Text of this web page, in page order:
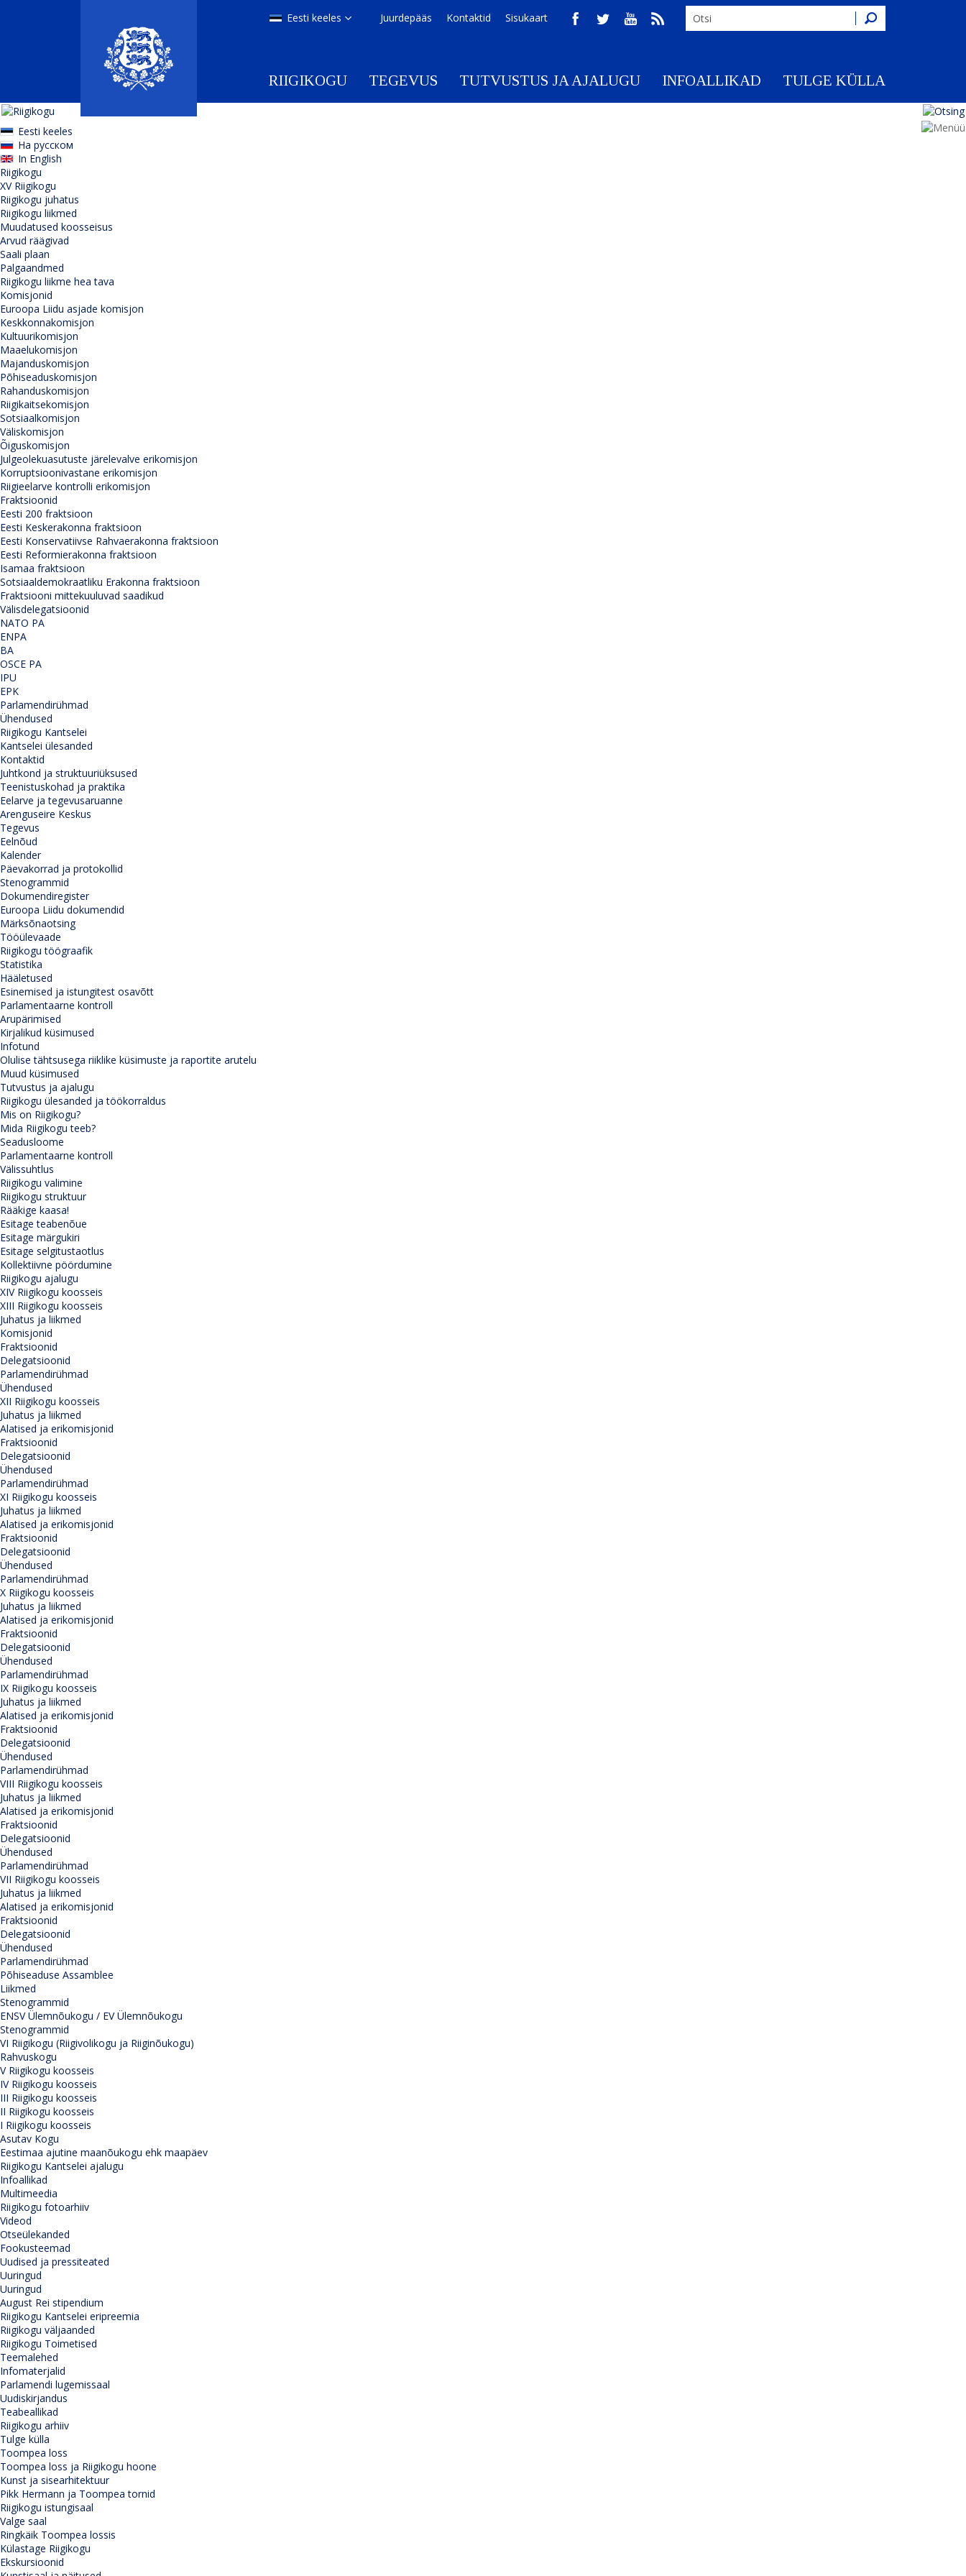
Otsing
Juurdepääs Kontaktid Sisukaart
Eesti keeles
RIIGIKOGU TEGEVUS TUTVUSTUS JA AJALUGU INFOALLIKAD TULGE KÜLLA
Eesti keeles
На русском
In English
Riigikogu
XV Riigikogu
Riigikogu juhatus
Riigikogu liikmed
Muudatused koosseisus
Arvud räägivad
Saali plaan
Palgaandmed
Riigikogu liikme hea tava
Komisjonid
Euroopa Liidu asjade komisjon
Keskkonnakomisjon
Kultuurikomisjon
Maaelukomisjon
Majanduskomisjon
Põhiseaduskomisjon
Rahanduskomisjon
Riigikaitsekomisjon
Sotsiaalkomisjon
Väliskomisjon
Õiguskomisjon
Julgeolekuasutuste järelevalve erikomisjon
Korruptsioonivastane erikomisjon
Riigieelarve kontrolli erikomisjon
Fraktsioonid
Eesti 200 fraktsioon
Eesti Keskerakonna fraktsioon
Eesti Konservatiivse Rahvaerakonna fraktsioon
Eesti Reformierakonna fraktsioon
Isamaa fraktsioon
Sotsiaaldemokraatliku Erakonna fraktsioon
Fraktsiooni mittekuuluvad saadikud
Välisdelegatsioonid
NATO PA
ENPA
BA
OSCE PA
IPU
EPK
Parlamendirühmad
Ühendused
Riigikogu Kantselei
Kantselei ülesanded
Kontaktid
Juhtkond ja struktuuriüksused
Teenistuskohad ja praktika
Eelarve ja tegevusaruanne
Arenguseire Keskus
Tegevus
Eelnõud
Kalender
Päevakorrad ja protokollid
Stenogrammid
Dokumendiregister
Euroopa Liidu dokumendid
Märksõnaotsing
Tööülevaade
Riigikogu töögraafik
Statistika
Hääletused
Esinemised ja istungitest osavõtt
Parlamentaarne kontroll
Arupärimised
Kirjalikud küsimused
Infotund
Olulise tähtsusega riiklike küsimuste ja raportite arutelu
Muud küsimused
Tutvustus ja ajalugu
Riigikogu ülesanded ja töökorraldus
Mis on Riigikogu?
Mida Riigikogu teeb?
Seadusloome
Parlamentaarne kontroll
Välissuhtlus
Riigikogu valimine
Riigikogu struktuur
Rääkige kaasa!
Esitage teabenõue
Esitage märgukiri
Esitage selgitustaotlus
Kollektiivne pöördumine
Riigikogu ajalugu
XIV Riigikogu koosseis
XIII Riigikogu koosseis
Juhatus ja liikmed
Komisjonid
Fraktsioonid
Delegatsioonid
Parlamendirühmad
Ühendused
XII Riigikogu koosseis
Juhatus ja liikmed
Alatised ja erikomisjonid
Fraktsioonid
Delegatsioonid
Ühendused
Parlamendirühmad
XI Riigikogu koosseis
Juhatus ja liikmed
Alatised ja erikomisjonid
Fraktsioonid
Delegatsioonid
Ühendused
Parlamendirühmad
X Riigikogu koosseis
Juhatus ja liikmed
Alatised ja erikomisjonid
Fraktsioonid
Delegatsioonid
Ühendused
Parlamendirühmad
IX Riigikogu koosseis
Juhatus ja liikmed
Alatised ja erikomisjonid
Fraktsioonid
Delegatsioonid
Ühendused
Parlamendirühmad
VIII Riigikogu koosseis
Juhatus ja liikmed
Alatised ja erikomisjonid
Fraktsioonid
Delegatsioonid
Ühendused
Parlamendirühmad
VII Riigikogu koosseis
Juhatus ja liikmed
Alatised ja erikomisjonid
Fraktsioonid
Delegatsioonid
Ühendused
Parlamendirühmad
Põhiseaduse Assamblee
Liikmed
Stenogrammid
ENSV Ülemnõukogu / EV Ülemnõukogu
Stenogrammid
VI Riigikogu (Riigivolikogu ja Riiginõukogu)
Rahvuskogu
V Riigikogu koosseis
IV Riigikogu koosseis
III Riigikogu koosseis
II Riigikogu koosseis
I Riigikogu koosseis
Asutav Kogu
Eestimaa ajutine maanõukogu ehk maapäev
Riigikogu Kantselei ajalugu
Infoallikad
Multimeedia
Riigikogu fotoarhiiv
Videod
Otseülekanded
Fookusteemad
Uudised ja pressiteated
Uuringud
Uuringud
August Rei stipendium
Riigikogu Kantselei eripreemia
Riigikogu väljaanded
Riigikogu Toimetised
Teemalehed
Infomaterjalid
Parlamendi lugemissaal
Uudiskirjandus
Teabeallikad
Riigikogu arhiiv
Tulge külla
Toompea loss
Toompea loss ja Riigikogu hoone
Kunst ja sisearhitektuur
Pikk Hermann ja Toompea tornid
Riigikogu istungisaal
Valge saal
Ringkäik Toompea lossis
Külastage Riigikogu
Ekskursioonid